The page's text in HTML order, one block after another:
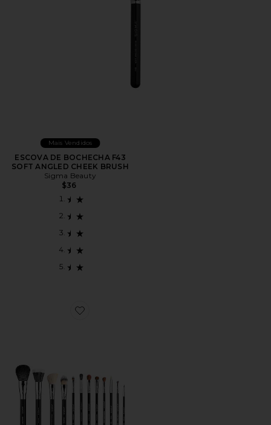
Mais Vendidos
ESCOVA DE BOCHECHA F43
SOFT ANGLED CHEEK BRUSH
Sigma Beauty
$36
Favorite Essential Brush Set